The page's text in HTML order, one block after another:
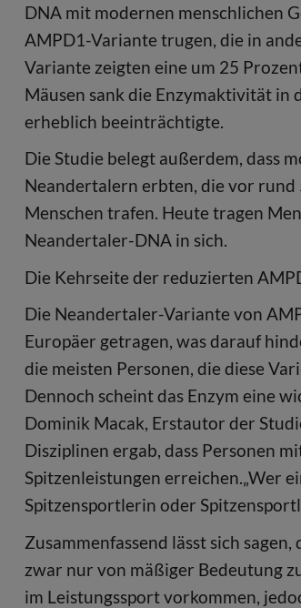
DNA mit modernen menschlichen
AMPD1-Variante trugen, die in
Variante zeigten eine um 25
Mäusen sank die Enzymaktivität in
erheblich beeinträchtigte.
Die Studie belegt außerdem, dass
Neandertalern erbten, die vor
Menschen trafen. Heute tragen
Neandertaler-DNA in sich.
Die Kehrseite der reduzierten
Die Neandertaler-Variante von
Europäer getragen, was darauf
die meisten Personen, die diese
Dennoch scheint das Enzym eine
Dominik Macak, Erstautor der
Disziplinen ergab, dass Personen
Spitzenleistungen erreichen.„Wer
Spitzensportlerin oder
Zusammenfassend lässt sich
zwar nur von mäßiger Bedeutung
im Leistungssport vorkommen,